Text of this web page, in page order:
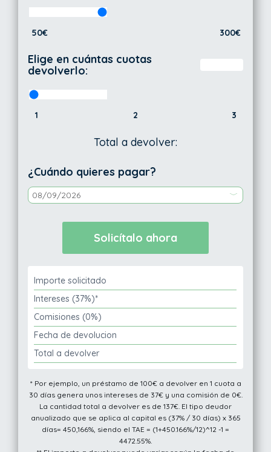
50€ 300€
Elige en cuántas cuotas
devolverlo:
1 2 3
Total a devolver:
¿Cuándo quieres pagar?
Importe solicitado
Intereses (37%)*
Comisiones (0%)
Fecha de devolucion
Total a devolver
* Por ejemplo, un préstamo de 100€ a devolver en 1 cuota a
30 días genera unos intereses de 37€ y una comisión de 0€.
La cantidad total a devolver es de 137€. El tipo deudor
anualizado que se aplica al capital es (37% / 30 días) x 365
días= 450,166%, siendo el TAE = (1+450.166%/12)^12 -1 =
4472.55%.